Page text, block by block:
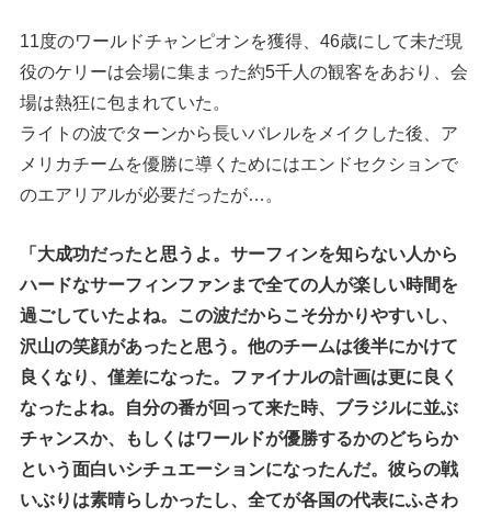
11度のワールドチャンピオンを獲得、46歳にして未だ現
役のケリーは会場に集まった約5千人の観客をあおり、会
場は熱狂に包まれていた。
ライトの波でターンから長いバレルをメイクした後、ア
メリカチームを優勝に導くためにはエンドセクションで
のエアリアルが必要だったが…。
「大成功だったと思うよ。サーフィンを知らない人から
ハードなサーフィンファンまで全ての人が楽しい時間を
過ごしていたよね。この波だからこそ分かりやすいし、
沢山の笑顔があったと思う。他のチームは後半にかけて
良くなり、僅差になった。ファイナルの計画は更に良く
なったよね。自分の番が回って来た時、ブラジルに並ぶ
チャンスか、もしくはワールドが優勝するかのどちらか
という面白いシチュエーションになったんだ。彼らの戦
いぶりは素晴らしかったし、全てが各国の代表にふさわ